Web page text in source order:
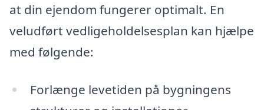
at din ejendom fungerer optimalt. En
veludført vedligeholdelsesplan kan hjælpe
med følgende:
Forlænge levetiden på bygningens